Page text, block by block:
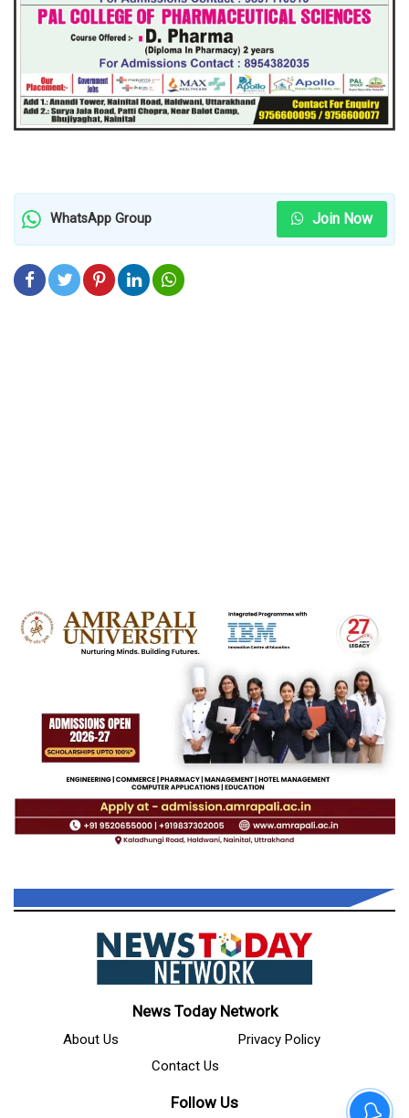
WhatsApp Group Join Now
News Today Network
About Us
Privacy Policy
Contact Us
Follow Us